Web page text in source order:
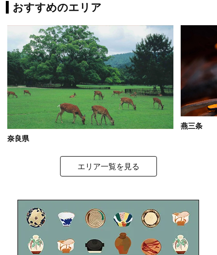
おすすめのエリア
奈良県
燕三条
エリア一覧を見る